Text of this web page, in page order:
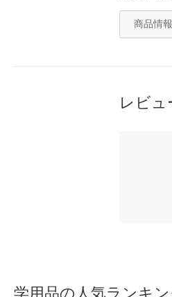
商品情
レビュ
学用品の人気ランキ